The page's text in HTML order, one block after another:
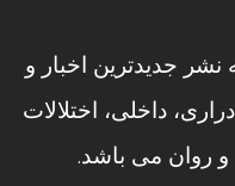
نشر جدیدترین اخبار و
داخلی، اختلالات
و روان می باشد.